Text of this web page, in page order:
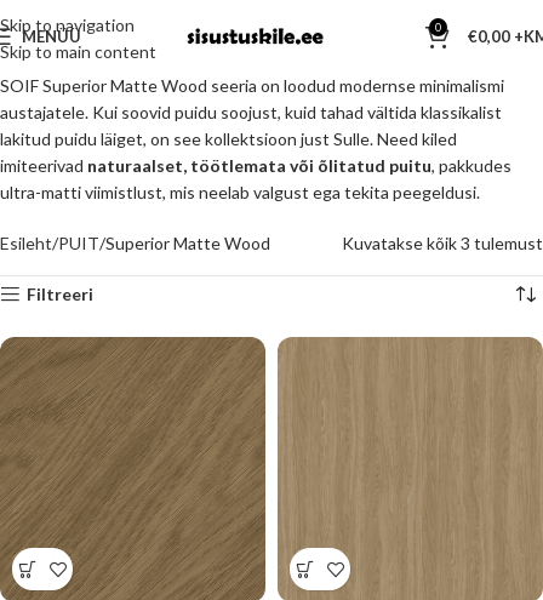
Skip to navigation
Skip to main content
MENÜÜ 0 €0,00
SOIF Superior Matte Wood seeria on loodud modernse minimalismi
austajatele. Kui soovid puidu soojust, kuid tahad vältida klassikalist
lakitud puidu läiget, on see kollektsioon just Sulle. Need kiled
imiteerivad naturaalset, töötlemata või õlitatud puitu, pakkudes
ultra-matti viimistlust, mis neelab valgust ega tekita peegeldusi.
Esileht PUIT Superior Matte Wood Kuvatakse kõik 3 tulemust
Filtreeri